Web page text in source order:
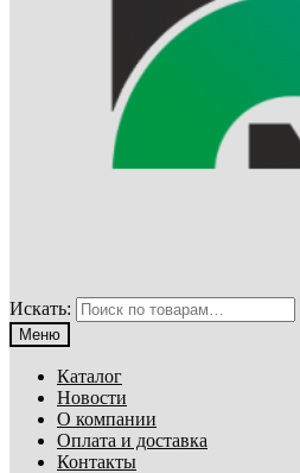
Искать:
Меню
Каталог
Новости
О компании
Оплата и доставка
Контакты